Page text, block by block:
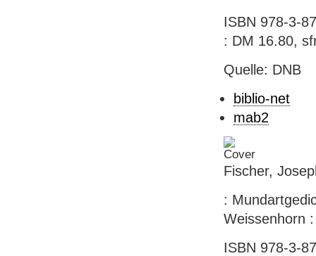
ISBN 978-3-
: DM 16.80,
Quelle: DNB
biblio-net
mab2
Fischer,
:
Weissenhorn
ISBN 978-3-